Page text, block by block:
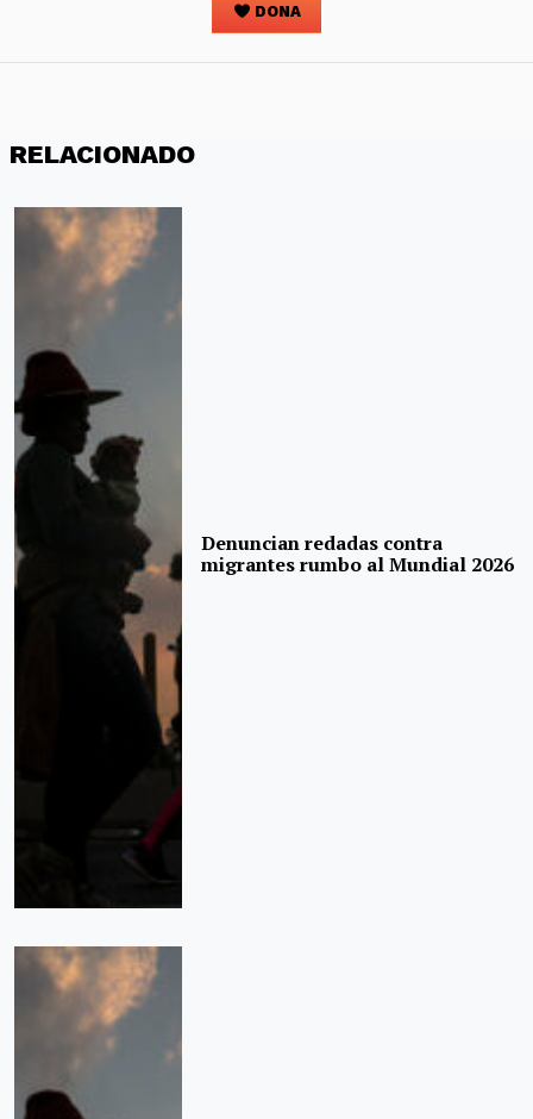
DONA
RELACIONADO
Denuncian redadas contra
migrantes rumbo al Mundial 2026